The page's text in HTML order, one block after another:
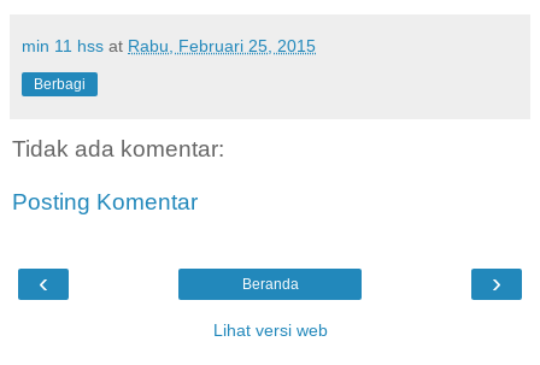
min 11 hss at Rabu, Februari 25, 2015
Berbagi
Tidak ada komentar:
Posting Komentar
‹ ›
Beranda
Lihat versi web